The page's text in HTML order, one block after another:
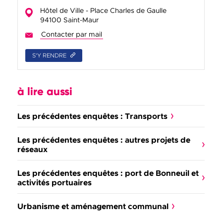
Hôtel de Ville - Place Charles de Gaulle
94100 Saint-Maur
Contacter par mail
S'Y RENDRE
à lire aussi
Les précédentes enquêtes : Transports
Les précédentes enquêtes : autres projets de
réseaux
Les précédentes enquêtes : port de Bonneuil et
activités portuaires
Urbanisme et aménagement communal